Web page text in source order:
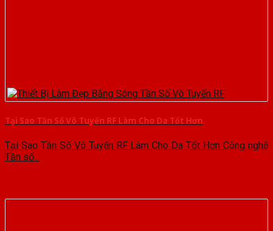
Tại Sao Tần Số Vô Tuyến RF Làm Cho Da Tốt Hơn
Tại Sao Tần Số Vô Tuyến RF Làm Cho Da Tốt Hơn Công nghệ
Tần số...